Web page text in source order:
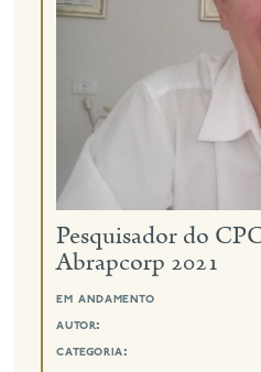
Pesquisador do
Abrapcorp 2021
em andamento
autor:
categoria: